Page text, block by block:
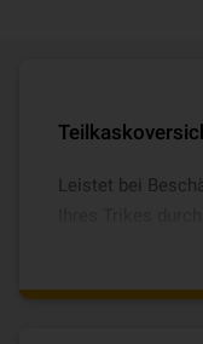
Leistet bei